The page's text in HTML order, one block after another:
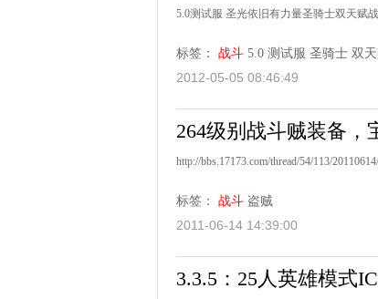
5.0测试服 圣光依旧有力量圣骑士双天赋
标签： 战斗 5.0 测试服 圣骑士 双
2012-05-05 08:46:49
264级别战斗贼装备，
http://bbs.17173.com/thread/54/113/
标签： 战斗 盗贼
2011-06-14 14:39:00
3.3.5：25人英雄模式